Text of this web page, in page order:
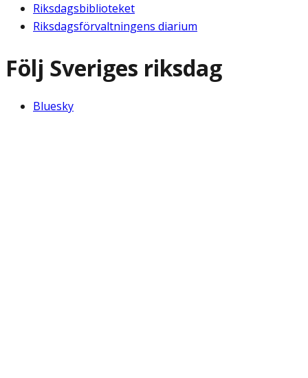
Riksdagsbiblioteket
Riksdagsförvaltningens diarium
Följ Sveriges riksdag
Bluesky